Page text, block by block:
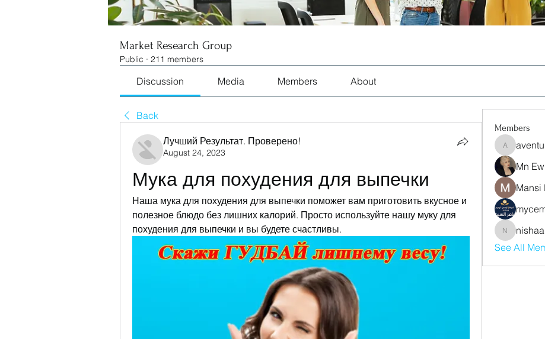
Market Research Group
Public · 211 members
Discussion Media Members About
Back
Лучший Результат. Проверено!
August 24, 2023
Мука для похудения для выпечки
Наша мука для похудения для выпечки поможет вам приготовить вкусное и
полезное блюдо без лишних калорий. Просто используйте нашу муку для
похудения для выпечки и вы будете счастливы.
Members
aventurinele
Mn Ew
Mansi
See All